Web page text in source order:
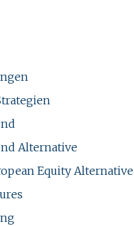
Alternative
Equity Alternative